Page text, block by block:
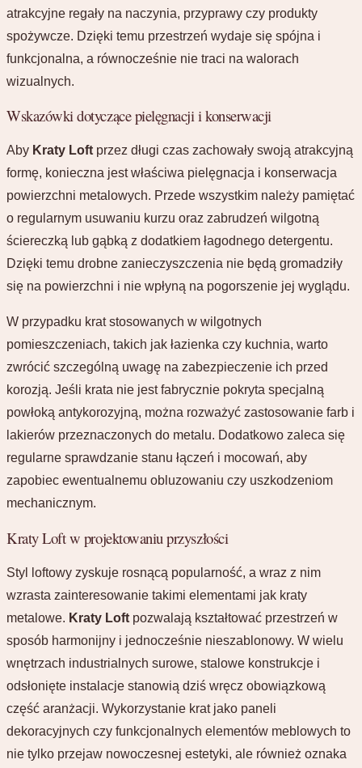
atrakcyjne regały na naczynia, przyprawy czy produkty
spożywcze. Dzięki temu przestrzeń wydaje się spójna i
funkcjonalna, a równocześnie nie traci na walorach
wizualnych.
Wskazówki dotyczące pielęgnacji i konserwacji
Aby Kraty Loft przez długi czas zachowały swoją atrakcyjną
formę, konieczna jest właściwa pielęgnacja i konserwacja
powierzchni metalowych. Przede wszystkim należy pamiętać
o regularnym usuwaniu kurzu oraz zabrudzeń wilgotną
ściereczką lub gąbką z dodatkiem łagodnego detergentu.
Dzięki temu drobne zanieczyszczenia nie będą gromadziły
się na powierzchni i nie wpłyną na pogorszenie jej wyglądu.
W przypadku krat stosowanych w wilgotnych
pomieszczeniach, takich jak łazienka czy kuchnia, warto
zwrócić szczególną uwagę na zabezpieczenie ich przed
korozją. Jeśli krata nie jest fabrycznie pokryta specjalną
powłoką antykorozyjną, można rozważyć zastosowanie farb i
lakierów przeznaczonych do metalu. Dodatkowo zaleca się
regularne sprawdzanie stanu łączeń i mocowań, aby
zapobiec ewentualnemu obluzowaniu czy uszkodzeniom
mechanicznym.
Kraty Loft w projektowaniu przyszłości
Styl loftowy zyskuje rosnącą popularność, a wraz z nim
wzrasta zainteresowanie takimi elementami jak kraty
metalowe. Kraty Loft pozwalają kształtować przestrzeń w
sposób harmonijny i jednocześnie nieszablonowy. W wielu
wnętrzach industrialnych surowe, stalowe konstrukcje i
odsłonięte instalacje stanowią dziś wręcz obowiązkową
część aranżacji. Wykorzystanie krat jako paneli
dekoracyjnych czy funkcjonalnych elementów meblowych to
nie tylko przejaw nowoczesnej estetyki, ale również oznaka